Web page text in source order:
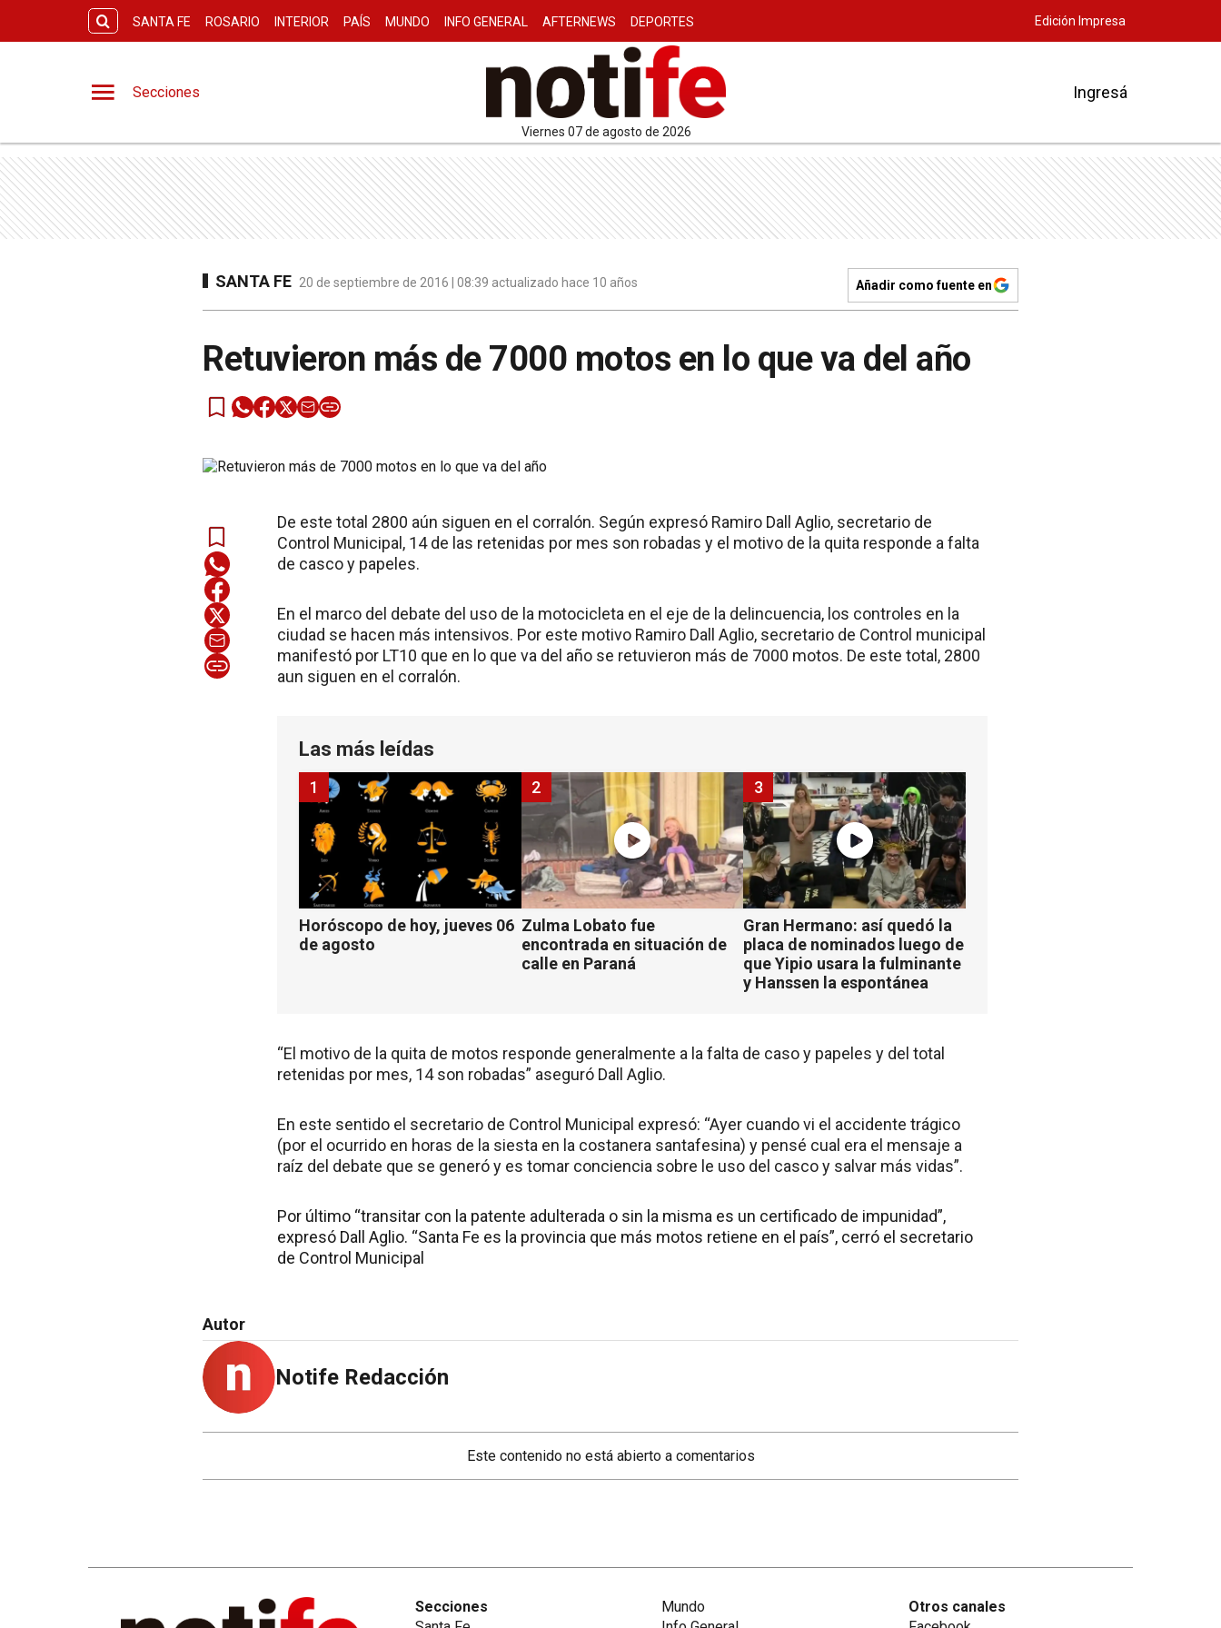
SANTA FE ROSARIO INTERIOR PAÍS MUNDO INFO GENERAL AFTERNEWS DEPORTES Edición Impresa
Secciones
viernes 07 de agosto de 2026
Ingresá
SANTA FE 20 de septiembre de 2016 | 08:39 actualizado hace 10 años Añadir como fuente en
Retuvieron más de 7000 motos en lo que va del año
De este total 2800 aún siguen en el corralón. Según expresó Ramiro Dall Aglio, secretario de
Control Municipal, 14 de las retenidas por mes son robadas y el motivo de la quita responde a falta
de casco y papeles.
En el marco del debate del uso de la motocicleta en el eje de la delincuencia, los controles en la
ciudad se hacen más intensivos. Por este motivo Ramiro Dall Aglio, secretario de Control municipal
manifestó por LT10 que en lo que va del año se retuvieron más de 7000 motos. De este total, 2800
aun siguen en el corralón.
Las más leídas
Horóscopo de hoy, jueves 06
de agosto
1
Zulma Lobato fue
encontrada en situación de
calle en Paraná
2
Gran Hermano: así quedó la
placa de nominados luego de
que Yipio usara la fulminante
y Hanssen la espontánea
3
“El motivo de la quita de motos responde generalmente a la falta de caso y papeles y del total
retenidas por mes, 14 son robadas” aseguró Dall Aglio.
En este sentido el secretario de Control Municipal expresó: “Ayer cuando vi el accidente trágico
(por el ocurrido en horas de la siesta en la costanera santafesina) y pensé cual era el mensaje a
raíz del debate que se generó y es tomar conciencia sobre le uso del casco y salvar más vidas”.
Por último “transitar con la patente adulterada o sin la misma es un certificado de impunidad”,
expresó Dall Aglio. “Santa Fe es la provincia que más motos retiene en el país”, cerró el secretario
de Control Municipal
Autor
Notife Redacción
Este contenido no está abierto a comentarios
Secciones
Mundo
Otros canales